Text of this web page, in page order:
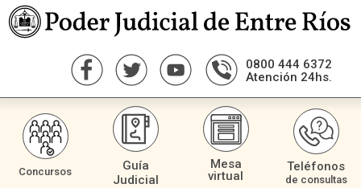
0800 444 6372
Atención 24hs.
Concursos
Guía
Judicial
Mesa
virtual
Teléfonos
de consultas